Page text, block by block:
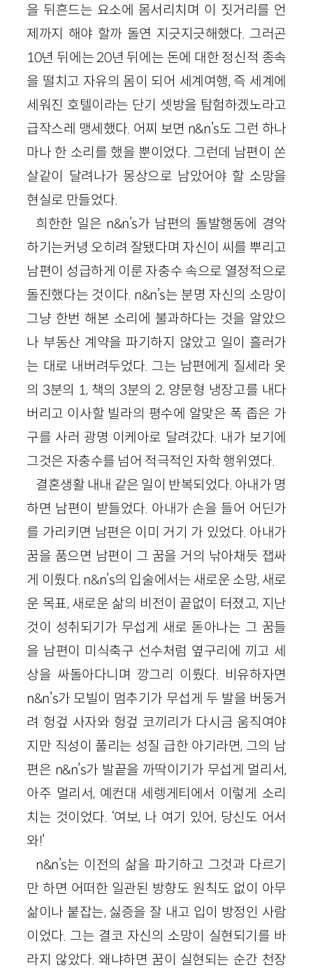
을 뒤흔드는 요소에 몸서리치며 이 짓거리를 언
제까지 해야 할까 돌연 지긋지긋해했다. 그러곤
10년 뒤에는 20년 뒤에는 돈에 대한 정신적 종속
을 떨치고 자유의 몸이 되어 세계여행, 즉 세계에
세워진 호텔이라는 단기 셋방을 탐험하겠노라고
급작스레 맹세했다. 어찌 보면 n&n’s도 그런 하나
마나 한 소리를 했을 뿐이었다. 그런데 남편이 쏜
살같이 달려나가 몽상으로 남았어야 할 소망을
현실로 만들었다.
희한한 일은 n&n’s가 남편의 돌발행동에 경악
하기는커녕 오히려 잘됐다며 자신이 씨를 뿌리고
남편이 성급하게 이룬 자충수 속으로 열정적으로
돌진했다는 것이다. n&n’s는 분명 자신의 소망이
그냥 한번 해본 소리에 불과하다는 것을 알았으
나 부동산 계약을 파기하지 않았고 일이 흘러가
는 대로 내버려두었다. 그는 남편에게 질세라 옷
의 3분의 1, 책의 3분의 2, 양문형 냉장고를 내다
버리고 이사할 빌라의 평수에 알맞은 폭 좁은 가
구를 사러 광명 이케아로 달려갔다. 내가 보기에
그것은 자충수를 넘어 적극적인 자학 행위였다.
결혼생활 내내 같은 일이 반복되었다. 아내가 명
하면 남편이 받들었다. 아내가 손을 들어 어딘가
를 가리키면 남편은 이미 거기 가 있었다. 아내가
꿈을 품으면 남편이 그 꿈을 거의 낚아채듯 잽싸
게 이뤘다. n&n’s의 입술에서는 새로운 소망, 새로
운 목표, 새로운 삶의 비전이 끝없이 터졌고, 지난
것이 성취되기가 무섭게 새로 돋아나는 그 꿈들
을 남편이 미식축구 선수처럼 옆구리에 끼고 세
상을 싸돌아다니며 깡그리 이뤘다. 비유하자면
n&n’s가 모빌이 멈추기가 무섭게 두 발을 버둥거
려 헝겊 사자와 헝겊 코끼리가 다시금 움직여야
지만 직성이 풀리는 성질 급한 아기라면, 그의 남
편은 n&n’s가 발끝을 까딱이기가 무섭게 멀리서,
아주 멀리서, 예컨대 세렝게티에서 이렇게 소리
치는 것이었다. ‘여보, 나 여기 있어, 당신도 어서
와!’
n&n’s는 이전의 삶을 파기하고 그것과 다르기
만 하면 어떠한 일관된 방향도 원칙도 없이 아무
삶이나 붙잡는, 싫증을 잘 내고 입이 방정인 사람
이었다. 그는 결코 자신의 소망이 실현되기를 바
라지 않았다. 왜냐하면 꿈이 실현되는 순간 천장